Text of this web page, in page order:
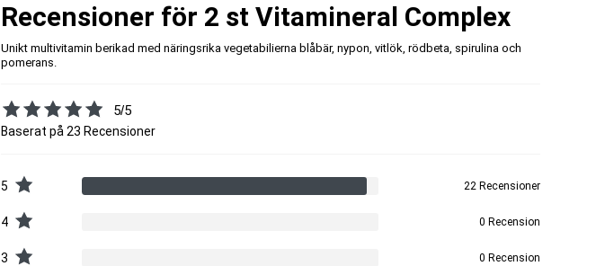
Recensioner för 2 st Vitamineral Complex
Unikt multivitamin berikad med näringsrika vegetabilierna blåbär, nypon, vitlök, rödbeta, spirulina och
pomerans.
5/5
Baserat på 23 Recensioner
5 22 Recensioner
4 0 Recension
3 0 Recension